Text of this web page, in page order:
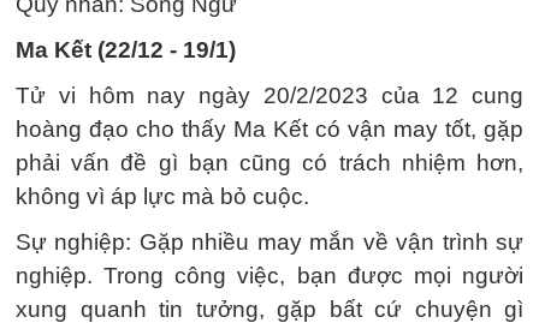
Ma Kết (22/12 - 19/1)
Tử vi hôm nay ngày 20/2/2023 của 12 cung
hoàng đạo cho thấy Ma Kết có vận may tốt, gặp
phải vấn đề gì bạn cũng có trách nhiệm hơn,
không vì áp lực mà bỏ cuộc.
Sự nghiệp: Gặp nhiều may mắn về vận trình sự
nghiệp. Trong công việc, bạn được mọi người
xung quanh tin tưởng, gặp bất cứ chuyện gì